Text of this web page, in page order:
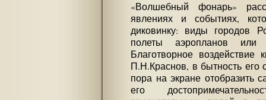
«Волшебный фонарь»
явлениях и событиях,
диковинку: виды городов
полеты аэропланов или
Благотворное
П.Н.Краснов, в бытность
пора на экране отобразить
его